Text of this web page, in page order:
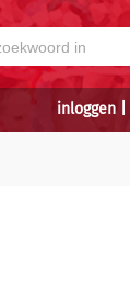
inloggen